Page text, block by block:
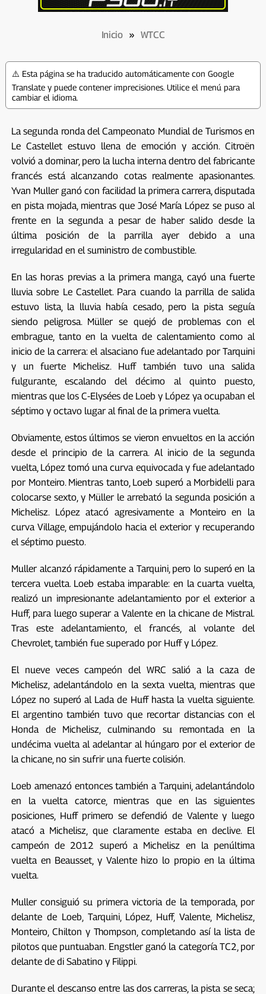
Inicio» WTCC
⚠️ Esta página se ha traducido automáticamente con Google
Translate y puede contener imprecisiones. Utilice el menú para
cambiar el idioma.
La segunda ronda del Campeonato Mundial de Turismos en
Le Castellet estuvo llena de emoción y acción. Citroën
volvió a dominar, pero la lucha interna dentro del fabricante
francés está alcanzando cotas realmente apasionantes.
Yvan Muller ganó con facilidad la primera carrera, disputada
en pista mojada, mientras que José María López se puso al
frente en la segunda a pesar de haber salido desde la
última posición de la parrilla ayer debido a una
irregularidad en el suministro de combustible.
En las horas previas a la primera manga, cayó una fuerte
lluvia sobre Le Castellet. Para cuando la parrilla de salida
estuvo lista, la lluvia había cesado, pero la pista seguía
siendo peligrosa. Müller se quejó de problemas con el
embrague, tanto en la vuelta de calentamiento como al
inicio de la carrera: el alsaciano fue adelantado por Tarquini
y un fuerte Michelisz. Huff también tuvo una salida
fulgurante, escalando del décimo al quinto puesto,
mientras que los C-Elysées de Loeb y López ya ocupaban el
séptimo y octavo lugar al final de la primera vuelta.
Obviamente, estos últimos se vieron envueltos en la acción
desde el principio de la carrera. Al inicio de la segunda
vuelta, López tomó una curva equivocada y fue adelantado
por Monteiro. Mientras tanto, Loeb superó a Morbidelli para
colocarse sexto, y Müller le arrebató la segunda posición a
Michelisz. López atacó agresivamente a Monteiro en la
curva Village, empujándolo hacia el exterior y recuperando
el séptimo puesto.
Muller alcanzó rápidamente a Tarquini, pero lo superó en la
tercera vuelta. Loeb estaba imparable: en la cuarta vuelta,
realizó un impresionante adelantamiento por el exterior a
Huff, para luego superar a Valente en la chicane de Mistral.
Tras este adelantamiento, el francés, al volante del
Chevrolet, también fue superado por Huff y López.
El nueve veces campeón del WRC salió a la caza de
Michelisz, adelantándolo en la sexta vuelta, mientras que
López no superó al Lada de Huff hasta la vuelta siguiente.
El argentino también tuvo que recortar distancias con el
Honda de Michelisz, culminando su remontada en la
undécima vuelta al adelantar al húngaro por el exterior de
la chicane, no sin sufrir una fuerte colisión.
Loeb amenazó entonces también a Tarquini, adelantándolo
en la vuelta catorce, mientras que en las siguientes
posiciones, Huff primero se defendió de Valente y luego
atacó a Michelisz, que claramente estaba en declive. El
campeón de 2012 superó a Michelisz en la penúltima
vuelta en Beausset, y Valente hizo lo propio en la última
vuelta.
Muller consiguió su primera victoria de la temporada, por
delante de Loeb, Tarquini, López, Huff, Valente, Michelisz,
Monteiro, Chilton y Thompson, completando así la lista de
pilotos que puntuaban. Engstler ganó la categoría TC2, por
delante de di Sabatino y Filippi.
Durante el descanso entre las dos carreras, la pista se seca;